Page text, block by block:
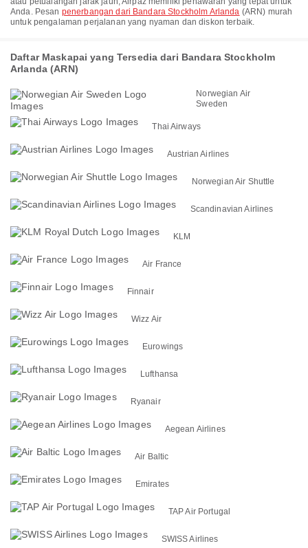
Anda. Pesan penerbangan dari Bandara Stockholm Arlanda (ARN) murah
untuk pengalaman perjalanan yang nyaman dan diskon terbaik.
Daftar Maskapai yang Tersedia dari Bandara Stockholm
Arlanda (ARN)
Norwegian Air
Sweden
Thai Airways
Austrian Airlines
Norwegian Air Shuttle
Scandinavian Airlines
KLM
Air France
Finnair
Wizz Air
Eurowings
Lufthansa
Ryanair
Aegean Airlines
Air Baltic
Emirates
TAP Air Portugal
SWISS Airlines